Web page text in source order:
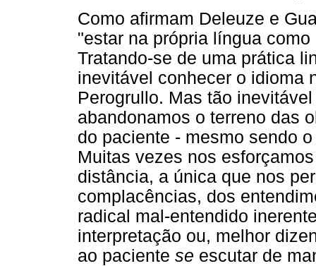
Como afirmam Deleuze e
"estar na própria língua
Tratando-se de uma prática
inevitável conhecer o idioma
Perogrullo. Mas tão
abandonamos o terreno das
do paciente - mesmo sendo
Muitas vezes nos
distância, a única que nos
complacências, dos
radical mal-entendido
interpretação ou, melhor
ao paciente se escutar de